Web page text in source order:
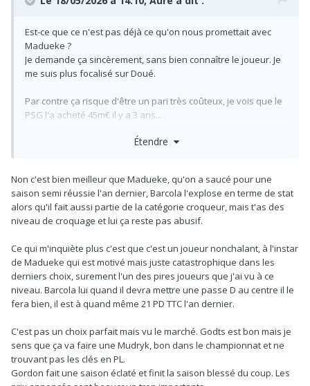
Est-ce que ce n'est pas déjà ce qu'on nous promettait avec
Madueke ?
Je demande ça sincèrement, sans bien connaître le joueur. Je
me suis plus focalisé sur Doué.
Par contre ça risque d'être un pari très coûteux, je vois que le
PSG l'a acheté 45m€ il y a 3 ans...
Étendre
Non c'est bien meilleur que Madueke, qu'on a saucé pour une
saison semi réussie l'an dernier, Barcola l'explose en terme de stat
alors qu'il fait aussi partie de la catégorie croqueur, mais t'as des
niveau de croquage et lui ça reste pas abusif.
Ce qui m'inquiète plus c'est que c'est un joueur nonchalant, à l'instar
de Madueke qui est motivé mais juste catastrophique dans les
derniers choix, surement l'un des pires joueurs que j'ai vu à ce
niveau. Barcola lui quand il devra mettre une passe D au centre il le
fera bien, il est à quand même 21 PD TTC l'an dernier.
C'est pas un choix parfait mais vu le marché. Godts est bon mais je
sens que ça va faire une Mudryk, bon dans le championnat et ne
trouvant pas les clés en PL.
Gordon fait une saison éclaté et finit la saison blessé du coup. Les